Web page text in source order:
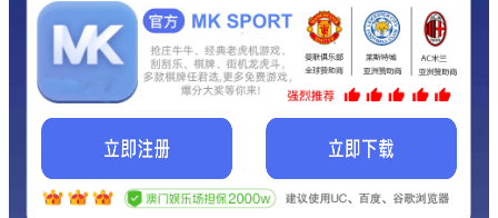
Hey Guys!
我们即将上线啦...
我们的网站正在建设.
它将是非常棒的网站.